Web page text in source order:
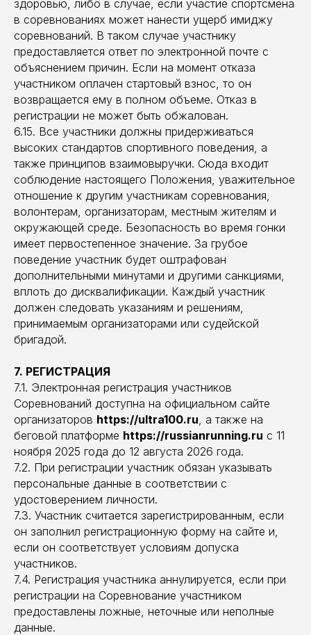
здоровью, либо в случае, если участие спортсмена
в соревнованиях может нанести ущерб имиджу
соревнований. В таком случае участнику
предоставляется ответ по электронной почте с
объяснением причин. Если на момент отказа
участником оплачен стартовый взнос, то он
возвращается ему в полном объеме. Отказ в
регистрации не может быть обжалован.
6.15. Все участники должны придерживаться
высоких стандартов спортивного поведения, а
также принципов взаимовыручки. Сюда входит
соблюдение настоящего Положения, уважительное
отношение к другим участникам соревнования,
волонтерам, организаторам, местным жителям и
окружающей среде. Безопасность во время гонки
имеет первостепенное значение. За грубое
поведение участник будет оштрафован
дополнительными минутами и другими санкциями,
вплоть до дисквалификации. Каждый участник
должен следовать указаниям и решениям,
принимаемым организаторами или судейской
бригадой.
7. РЕГИСТРАЦИЯ
7.1. Электронная регистрация участников
Соревнований доступна на официальном сайте
организаторов https://ultra100.ru, а также на
беговой платформе https://russianrunning.ru с 11
ноября 2025 года до 12 августа 2026 года.
7.2. При регистрации участник обязан указывать
персональные данные в соответствии с
удостоверением личности.
7.3. Участник считается зарегистрированным, если
он заполнил регистрационную форму на сайте и,
если он соответствует условиям допуска
участников.
7.4. Регистрация участника аннулируется, если при
регистрации на Соревнование участником
предоставлены ложные, неточные или неполные
данные.